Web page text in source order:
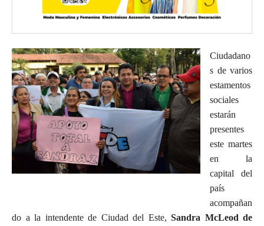
Ciudadano
s de varios
estamentos
sociales
estarán
presentes
este martes
en la
capital del
país
acompañan
do a la intendente de Ciudad del Este, Sandra McLeod de